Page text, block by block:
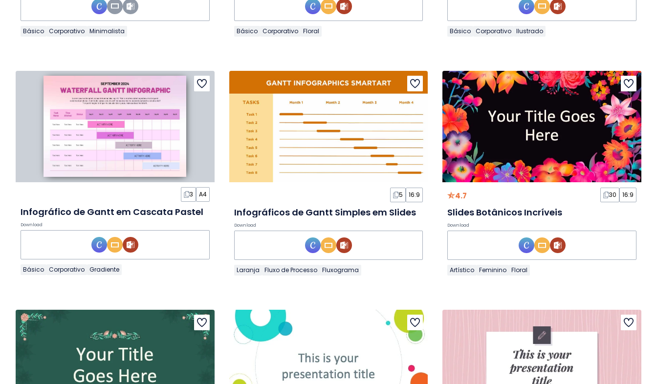
Básico Corporativo Minimalista Básico Corporativo Floral Básico Corporativo Ilustrado
3 A4
Infográfico de Gantt em Cascata Pastel
Download
Básico Corporativo Gradiente
5 16:9
Infográficos de Gantt Simples em Slides
Download
Laranja Fluxo de Processo Fluxograma
4.7 30 16:9
Slides Botânicos Incríveis
Download
Artístico Feminino Floral